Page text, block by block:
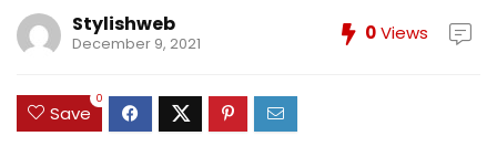
Stylishweb
December 9, 2021 0Views
Save
0